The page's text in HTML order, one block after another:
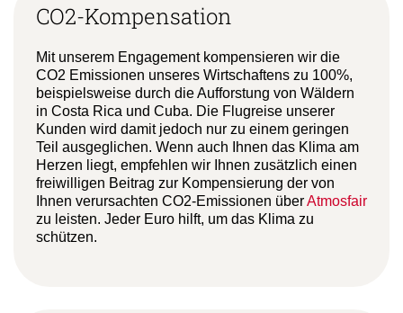
CO2-Kompensation
Mit unserem Engagement kompensieren wir die
CO2 Emissionen unseres Wirtschaftens zu 100%,
beispielsweise durch die Aufforstung von Wäldern
in Costa Rica und Cuba. Die Flugreise unserer
Kunden wird damit jedoch nur zu einem geringen
Teil ausgeglichen. Wenn auch Ihnen das Klima am
Herzen liegt, empfehlen wir Ihnen zusätzlich einen
freiwilligen Beitrag zur Kompensierung der von
Ihnen verursachten CO2-Emissionen überAtmosfair
zu leisten. Jeder Euro hilft, um das Klima zu
schützen.